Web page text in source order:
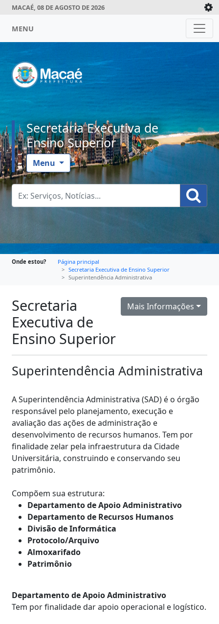
MACAÉ, 08 DE AGOSTO DE 2026
MENU
Secretaria Executiva de
Ensino Superior
Menu
Onde estou?
Página principal
Secretaria Executiva de Ensino Superior
Superintendência Administrativa
Mais Informações
Secretaria
Executiva de
Ensino Superior
Superintendência Administrativa
A Superintendência Administrativa (SAD) é o órgão
responsável pelo planejamento, execução e
avaliação das ações de administração e
desenvolvimento de recursos humanos. Tem por
finalidade zelar pela infraestrutura da Cidade
Universitária, construindo e conservando seu
patrimônio.
Compõem sua estrutura:
Departamento de Apoio Administrativo
Departamento de Recursos Humanos
Divisão de Informática
Protocolo/Arquivo
Almoxarifado
Patrimônio
Departamento de Apoio Administrativo
Tem por finalidade dar apoio operacional e logístico.